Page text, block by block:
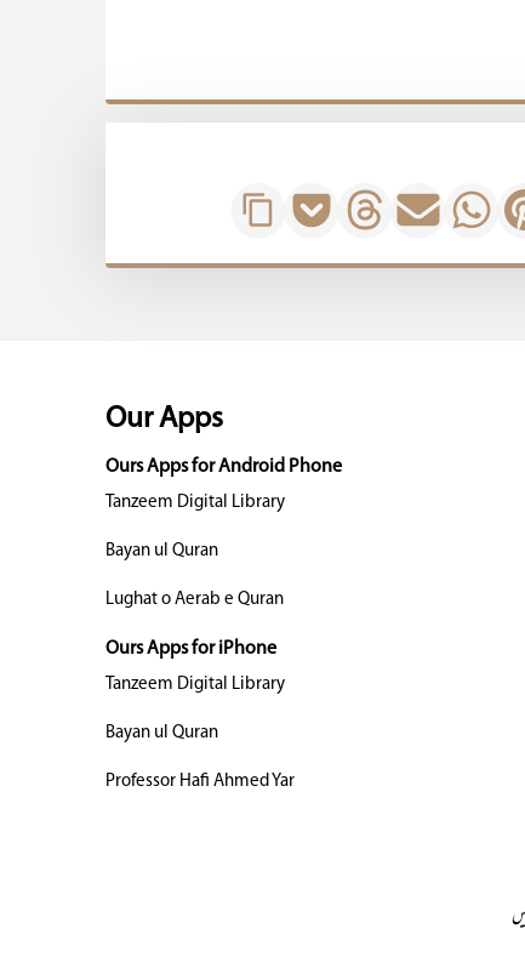
Our Apps
Ours Apps for Android Phone
Tanzeem Digital Library
Bayan ul Quran
Lughat o Aerab e Quran
Ours Apps for iPhone
Tanzeem Digital Library
Bayan ul Quran
Professor Hafi Ahmed Yar